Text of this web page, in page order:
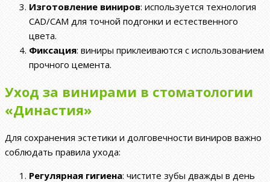
Изготовление виниров: используется технология
CAD/CAM для точной подгонки и естественного
цвета.
Фиксация: виниры приклеиваются с использованием
прочного цемента.
Уход за винирами в стоматологии
«Династия»
Для сохранения эстетики и долговечности виниров важно
соблюдать правила ухода:
Регулярная гигиена: чистите зубы дважды в день